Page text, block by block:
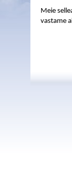
Meie
vastame